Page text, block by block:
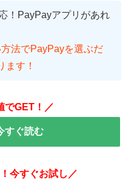
！PayPayアプリがあれ
法でPayPayを選ぶだ
ます！
でGET！／
すぐ読む
今すぐお試し／